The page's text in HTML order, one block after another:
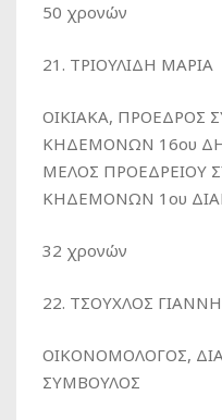
50 χρονών
21. ΤΡΙΟΥΛΙΔΗ ΜΑΡΙΑ
ΟΙΚΙΑΚΑ, ΠΡΟΕΔΡΟΣ
ΚΗΔΕΜΟΝΩΝ 16ου
ΜΕΛΟΣ ΠΡΟΕΔΡΕΙΟΥ
ΚΗΔΕΜΟΝΩΝ 1ου
32 χρονών
22. ΤΣΟΥΧΛΟΣ
ΟΙΚΟΝΟΜΟΛΟΓΟΣ,
ΣΥΜΒΟΥΛΟΣ